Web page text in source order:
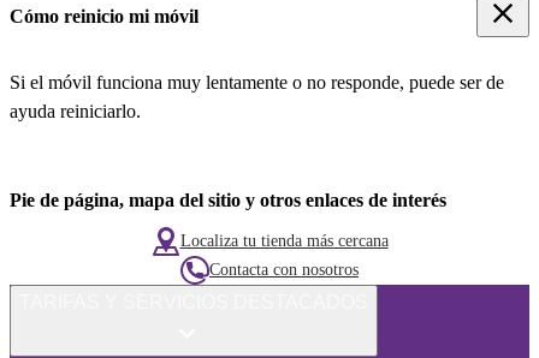
Cómo reinicio mi móvil
Si el móvil funciona muy lentamente o no responde, puede ser de
ayuda reiniciarlo.
Pie de página, mapa del sitio y otros enlaces de interés
Localiza tu tienda más cercana
Contacta con nosotros